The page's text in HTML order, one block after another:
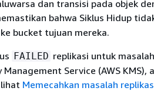
dan transisi pada objek
bahwa Siklus Hidup
bucket tujuan mereka.
FAILED replikasi untuk
Management Service (AWS
Memecahkan masalah